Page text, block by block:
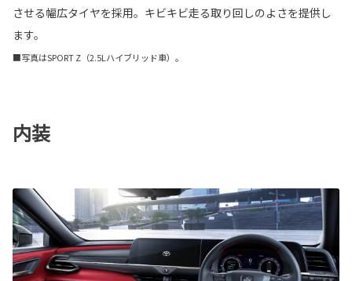
させる幅広タイヤを採用。キビキビ走る取り回しのよさを提供し
ます。
■写真はSPORT Z（2.5Lハイブリッド車）。
内装